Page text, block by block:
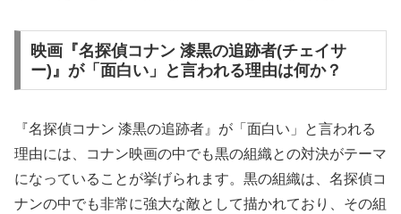
映画『名探偵コナン 漆黒の追跡者(チェイサ
ー)』が「面白い」と言われる理由は何か？
『名探偵コナン 漆黒の追跡者』が「面白い」と言われる
理由には、コナン映画の中でも黒の組織との対決がテーマ
になっていることが挙げられます。黒の組織は、名探偵コ
ナンの中でも非常に強大な敵として描かれており、その組